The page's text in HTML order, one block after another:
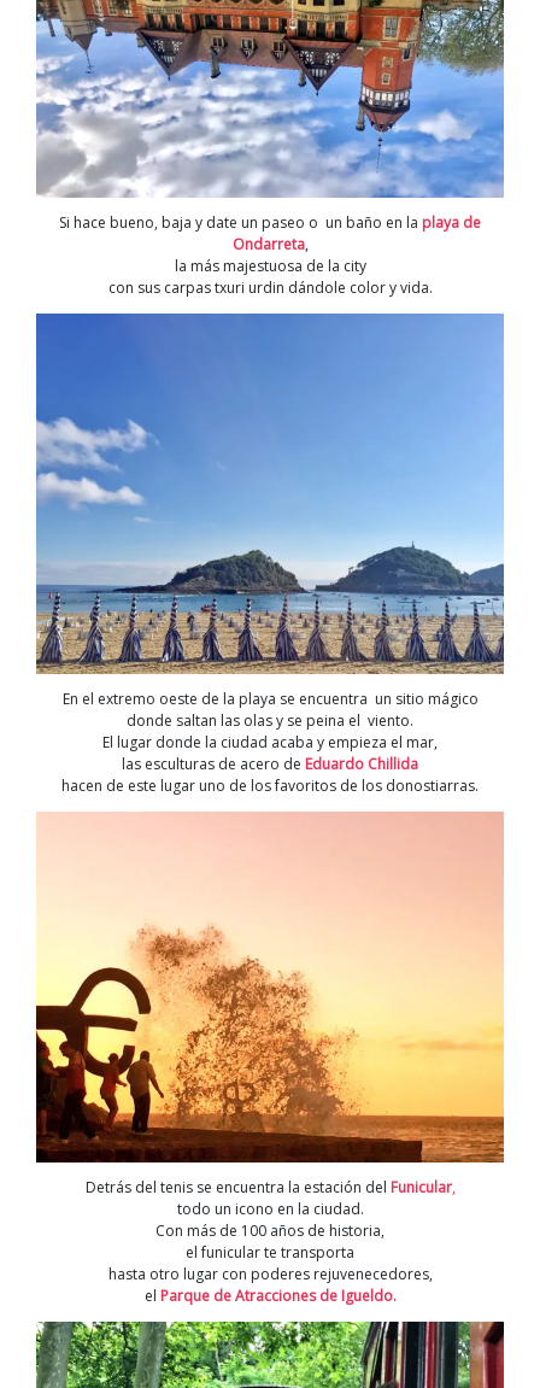
Si hace bueno, baja y date un paseo o un baño en la playa de
Ondarreta,
la más majestuosa de la city
con sus carpas txuri urdin dándole color y vida.
En el extremo oeste de la playa se encuentra un sitio mágico
donde saltan las olas y se peina el viento.
El lugar donde la ciudad acaba y empieza el mar,
las esculturas de acero de Eduardo Chillida
hacen de este lugar uno de los favoritos de los donostiarras.
Detrás del tenis se encuentra la estación del Funicular,
todo un icono en la ciudad.
Con más de 100 años de historia,
el funicular te transporta
hasta otro lugar con poderes rejuvenecedores,
el Parque de Atracciones de Igueldo.